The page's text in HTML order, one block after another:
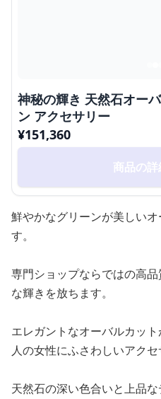
神秘の輝き 天然石オー
ン アクセサリー
¥151,360
商品の
鮮やかなグリーンが美しい
す。
専門ショップならではの高
な輝きを放ちます。
エレガントなオーバルカッ
人の女性にふさわしいアクセ
天然石の深い色合いと上品